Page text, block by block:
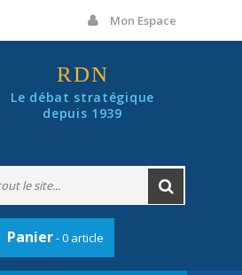
Mon Espace
RDN
Le débat stratégique
depuis 1939
Panier- 0 article